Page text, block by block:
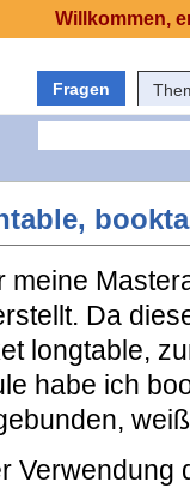
Fragen
meine
Da
longtable,
habe ich
Verwendung
Willkommen,